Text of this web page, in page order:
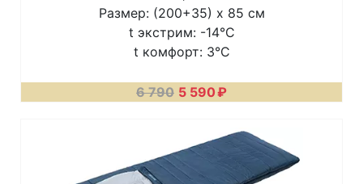
Размер: (200+35) х 85 см
t экстрим: -14°C
t комфорт: 3°C
6 790 5 590₽